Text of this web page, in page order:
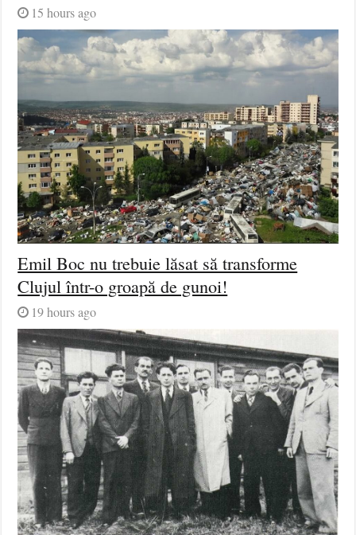
15 hours ago
Emil Boc nu trebuie lăsat să transforme
Clujul într-o groapă de gunoi!
19 hours ago